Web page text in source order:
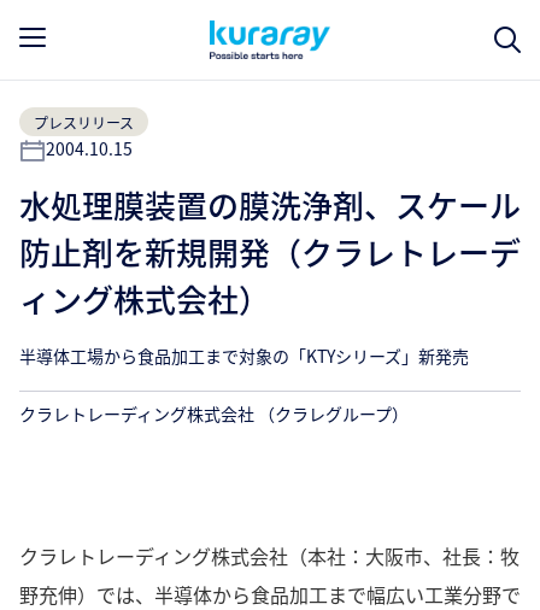
プレスリリース
2004.10.15
水処理膜装置の膜洗浄剤、スケール
防止剤を新規開発（クラレトレーデ
ィング株式会社）
半導体工場から食品加工まで対象の「KTYシリーズ」新発売
クラレトレーディング株式会社 （クラレグループ）
クラレトレーディング株式会社（本社：大阪市、社長：牧
野充伸）では、半導体から食品加工まで幅広い工業分野で